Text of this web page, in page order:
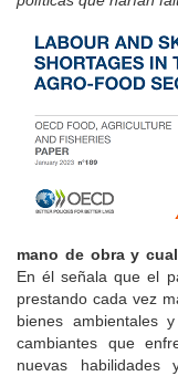
mano de obra y
En él señala que el
prestando cada vez
bienes ambientales
cambiantes que
nuevas habilidades